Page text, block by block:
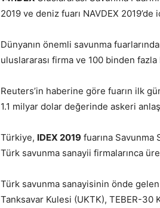
2019 ve deniz fuarı NAVDEX
Dünyanın önemli savunma
uluslararası firma ve 100 binden fazla
Reuters’in haberine göre fuarın ilk
1.1 milyar dolar değerinde askeri
Türkiye, IDEX 2019 fuarına Savunma
Türk savunma sanayii firmalarınca
Türk savunma sanayisinin önde
Tanksavar Kulesi (UKTK), TEBER-30